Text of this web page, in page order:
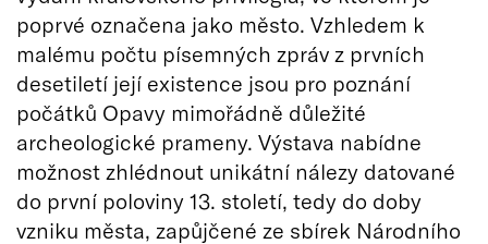
poprvé označena jako město. Vzhledem k
malému počtu písemných zpráv z prvních
desetiletí její existence jsou pro poznání
počátků Opavy mimořádně důležité
archeologické prameny. Výstava nabídne
možnost zhlédnout unikátní nálezy datované
do první poloviny 13. století, tedy do doby
vzniku města, zapůjčené ze sbírek Národního